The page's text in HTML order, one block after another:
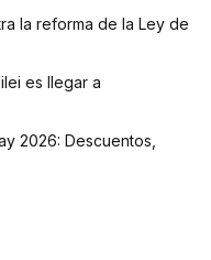
la reforma de la Ley de
es llegar a
2026: Descuentos,